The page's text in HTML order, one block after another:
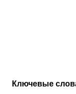
Ключевые